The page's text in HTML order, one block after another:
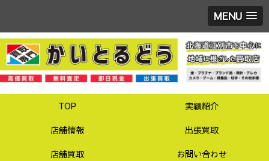
MENU
TOP
実績紹介
店舗情報
出張買取
店舗買取
お問い合わせ